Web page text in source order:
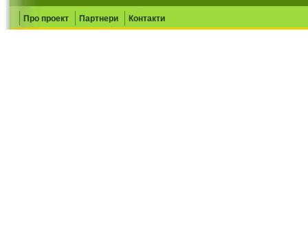
Про проект Партнери Контакти